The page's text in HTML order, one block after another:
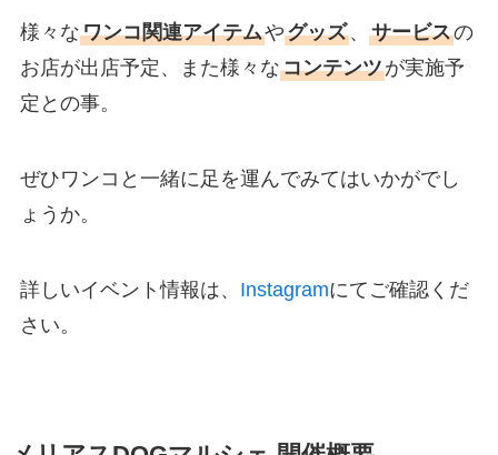
様々なワンコ関連アイテムやグッズ、 サービスの
お店が出店予定、また様々なコンテンツが実施予
定との事。
ぜひワンコと一緒に足を運んでみてはいかがでし
ょうか。
詳しいイベント情報は、 Instagramにてご確認くだ
さい。